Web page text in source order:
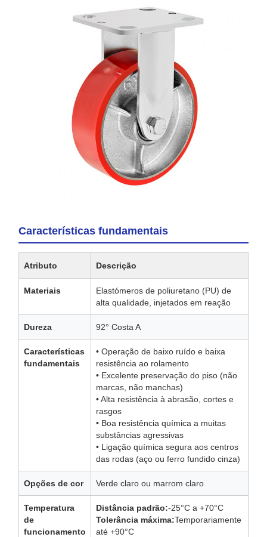
Características fundamentais
Atributo Descrição
Materiais
Elastómeros de poliuretano (PU) de
alta qualidade, injetados em reação
Dureza 92° Costa A
Características
fundamentais
• Operação de baixo ruído e baixa
resistência ao rolamento
• Excelente preservação do piso (não
marcas, não manchas)
• Alta resistência à abrasão, cortes e
rasgos
• Boa resistência química a muitas
substâncias agressivas
• Ligação química segura aos centros
das rodas (aço ou ferro fundido cinza)
Opções de cor Verde claro ou marrom claro
Temperatura
de
funcionamento
Distância padrão:-25°C a +70°C
Tolerância máxima:Temporariamente
até +90°C